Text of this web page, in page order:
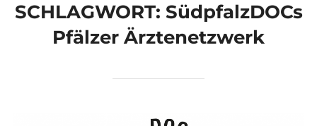
SCHLAGWORT: SüdpfalzDOCs
Pfälzer Ärztenetzwerk